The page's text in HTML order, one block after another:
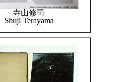
寺山修司
Shuji Terayama